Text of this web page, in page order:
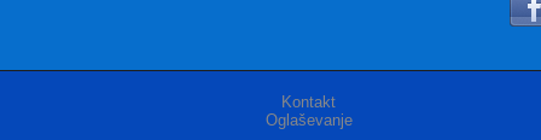
Kontakt
Oglaševanje